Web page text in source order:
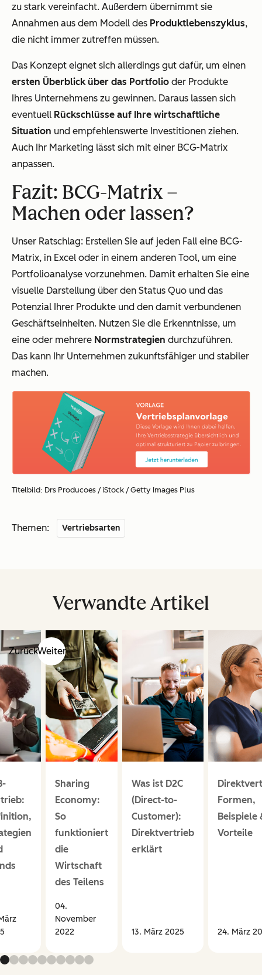
zu stark vereinfacht. Außerdem übernimmt sie
Annahmen aus dem Modell des Produktlebenszyklus,
die nicht immer zutreffen müssen.
Das Konzept eignet sich allerdings gut dafür, um einen
ersten Überblick über das Portfolio der Produkte
Ihres Unternehmens zu gewinnen. Daraus lassen sich
eventuell Rückschlüsse auf Ihre wirtschaftliche
Situation und empfehlenswerte Investitionen ziehen.
Auch Ihr Marketing lässt sich mit einer BCG-Matrix
anpassen.
Fazit: BCG-Matrix –
Machen oder lassen?
Unser Ratschlag: Erstellen Sie auf jeden Fall eine BCG-
Matrix, in Excel oder in einem anderen Tool, um eine
Portfolioanalyse vorzunehmen. Damit erhalten Sie eine
visuelle Darstellung über den Status Quo und das
Potenzial Ihrer Produkte und den damit verbundenen
Geschäftseinheiten. Nutzen Sie die Erkenntnisse, um
eine oder mehrere Normstrategien durchzuführen.
Das kann Ihr Unternehmen zukunftsfähiger und stabiler
machen.
Titelbild: Drs Producoes / iStock / Getty Images Plus
Themen: Vertriebsarten
Verwandte Artikel
ZurückWeiter
Sharing
Economy:
So
funktioniert
die
Wirtschaft
des Teilens
04.
November
2022
Was ist D2C
(Direct-to-
Customer):
Direktvertrieb
erklärt
13. März 2025
Formen,
Beispiele
Vorteile
24. März